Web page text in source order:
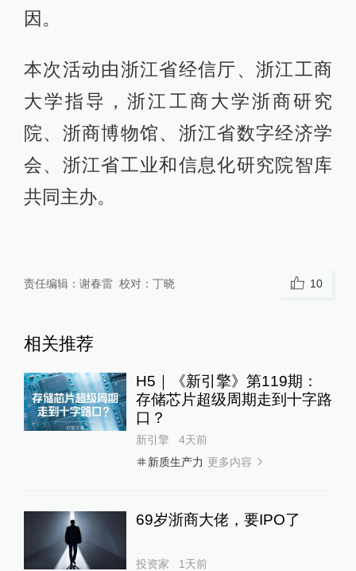
因。
本次活动由浙江省经信厅、浙江工商
大学指导，浙江工商大学浙商研究
院、浙商博物馆、浙江省数字经济学
会、浙江省工业和信息化研究院智库
共同主办。
责任编辑： 谢春雷 校对： 丁晓 10
相关推荐
H5｜《新引擎》第119期：
存储芯片超级周期走到十字路
口？
新引擎
4天前
新质生产力 更多内容
69岁浙商大佬，要IPO了
投资家 1天前